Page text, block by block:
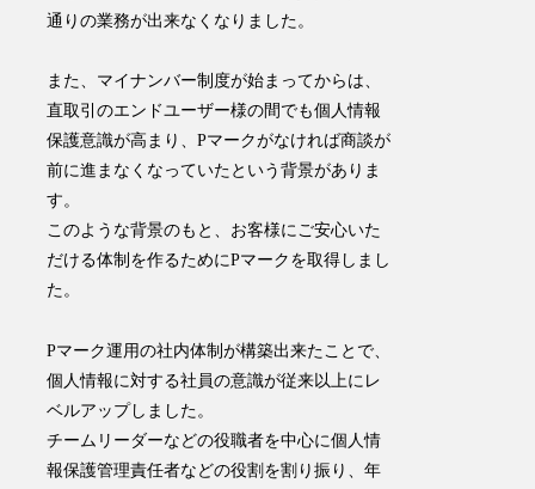
通りの業務が出来なくなりました。
また、マイナンバー制度が始まってからは、
直取引のエンドユーザー様の間でも個人情報
保護意識が高まり、Pマークがなければ商談が
前に進まなくなっていたという背景がありま
す。
このような背景のもと、お客様にご安心いた
だける体制を作るためにPマークを取得しまし
た。
Pマーク運用の社内体制が構築出来たことで、
個人情報に対する社員の意識が従来以上にレ
ベルアップしました。
チームリーダーなどの役職者を中心に個人情
報保護管理責任者などの役割を割り振り、年